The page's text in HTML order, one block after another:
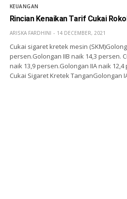
KEUANGAN
Rincian Kenaikan Tarif Cukai
ARISKA FARDHINI 14 DECEMBER, 2021
Cukai sigaret kretek mesin
persen.Golongan IIB naik 14,3 persen.
naik 13,9 persen.Golongan IIA naik
Cukai Sigaret Kretek TanganGolongan